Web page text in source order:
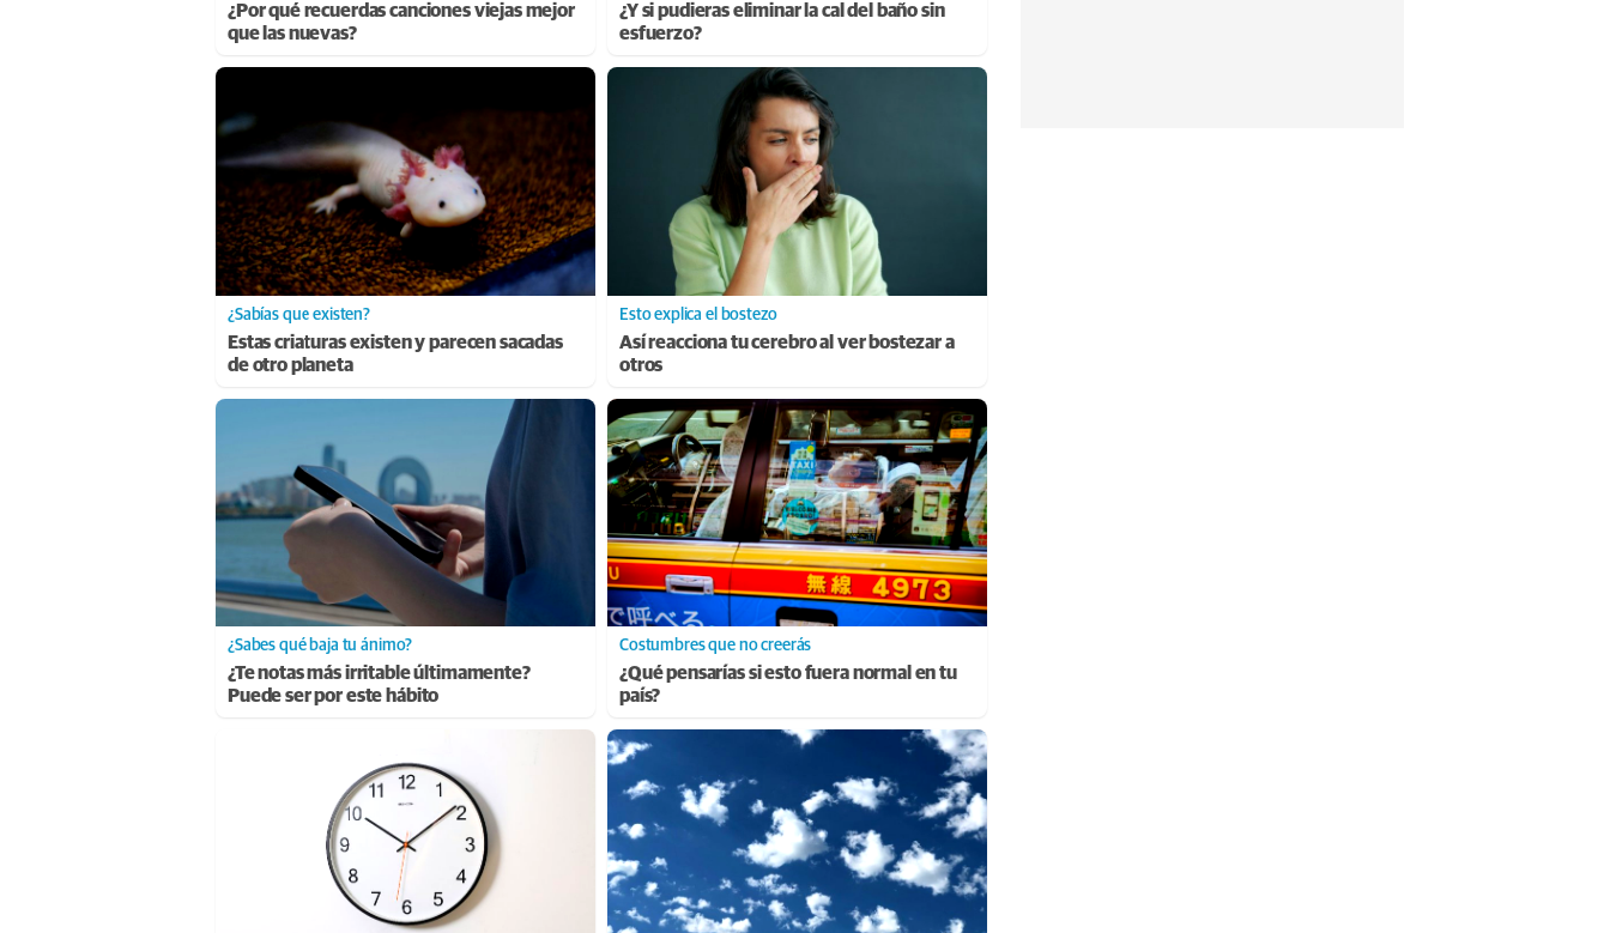
¿Por qué recuerdas canciones viejas mejor
que las nuevas?
¿Y si pudieras eliminar la cal del baño sin
esfuerzo?
¿Sabías que existen?
Estas criaturas existen y parecen sacadas
de otro planeta
Esto explica el bostezo
Así reacciona tu cerebro al ver bostezar a
otros
¿Sabes qué baja tu ánimo?
¿Te notas más irritable últimamente?
Puede ser por este hábito
Costumbres que no creerás
¿Qué pensarías si esto fuera normal en tu
país?